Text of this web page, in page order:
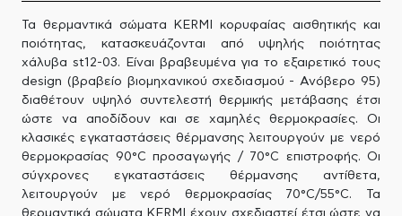
Τα θερμαντικά σώματα KERMI κορυφαίας αισθητικής και
ποιότητας, κατασκευάζονται από υψηλής ποιότητας
χάλυβα st12-03. Είναι βραβευμένα για το εξαιρετικό τους
design (βραβείο βιομηχανικού σχεδιασμού - Ανόβερο 95)
διαθέτουν υψηλό συντελεστή θερμικής μετάβασης έτσι
ώστε να αποδίδουν και σε χαμηλές θερμοκρασίες. Οι
κλασικές εγκαταστάσεις θέρμανσης λειτουργούν με νερό
θερμοκρασίας 90°C προσαγωγής / 70°C επιστροφής. Οι
σύγχρονες εγκαταστάσεις θέρμανσης αντίθετα,
λειτουργούν με νερό θερμοκρασίας 70°C/55°C. Τα